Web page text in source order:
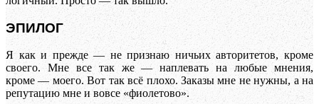
ЭПИЛОГ
Я как и прежде — не признаю ничьих авторитетов, кроме
своего. Мне все так же — наплевать на любые мнения,
кроме — моего. Вот так всё плохо. Заказы мне не нужны, а на
репутацию мне и вовсе «фиолетово».